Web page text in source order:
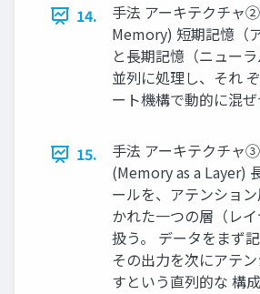
14.
手法 アーキテクチャ
Memory) 短期記憶（
と長期記憶（ニュー
並列に処理し、それ
ート機構で動的に混
15.
手法 アーキテクチャ
(Memory as a Layer)
ールを、アテンショ
かれた一つの層（レ
扱う。 データをまず
その出力を次にアテ
すという直列的な 構